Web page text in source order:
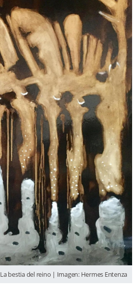
La bestia del reino | Imagen: Hermes Entenza